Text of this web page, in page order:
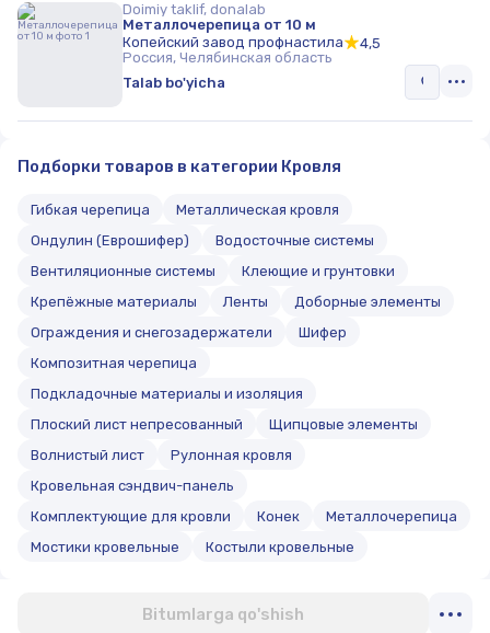
Doimiy taklif, donalab
Металлочерепица от 10 м
Копейский завод профнастила
4,5
Россия, Челябинская область
Talab bo'yicha
Подборки товаров в категории Кровля
Гибкая черепица
Металлическая кровля
Ондулин (Еврошифер)
Водосточные системы
Вентиляционные системы
Клеющие и грунтовки
Крепёжные материалы
Ленты
Доборные элементы
Ограждения и снегозадержатели
Шифер
Композитная черепица
Подкладочные материалы и изоляция
Плоский лист непресованный
Щипцовые элементы
Волнистый лист
Рулонная кровля
Кровельная сэндвич-панель
Комплектующие для кровли
Конек
Металлочерепица
Мостики кровельные
Костыли кровельные
Bitumlarga qo'shish